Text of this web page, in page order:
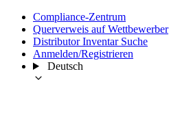
Compliance-Zentrum
Querverweis auf Wettbewerber
Distributor Inventar Suche
Anmelden/Registrieren
Deutsch